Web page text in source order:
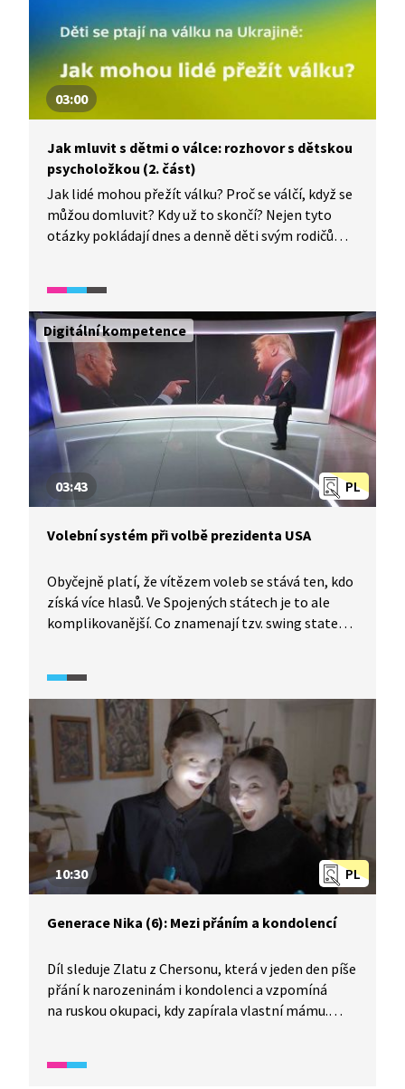
03:00
Jak mluvit s dětmi o válce: rozhovor s dětskou
psycholožkou (2. část)
Jak lidé mohou přežít válku? Proč se válčí, když se
můžou domluvit? Kdy už to skončí? Nejen tyto
otázky pokládají dnes a denně děti svým rodičům
v bezpečí? K tématu hovoří dětská psycholožka
z Linky bezpečí Hana Nečina Vaníčková.
Digitální kompetence
PL
03:43
Volební systém při volbě prezidenta USA
Obyčejně platí, že vítězem voleb se stává ten, kdo
získá více hlasů. Ve Spojených státech je to ale
komplikovanější. Co znamenají tzv. swing states
které vzniklo v roce 2020, kdy proti sobě stáli
Donald Trump a Joe Biden.
PL
10:30
Generace Nika (6): Mezi přáním a kondolencí
Díl sleduje Zlatu z Chersonu, která v jeden den píše
přání k narozeninám i kondolenci a vzpomíná
na ruskou okupaci, kdy zapírala vlastní mámu.
čeká branná povinnost. Zlata vede chersonský